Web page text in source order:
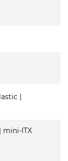
|
mini-ITX